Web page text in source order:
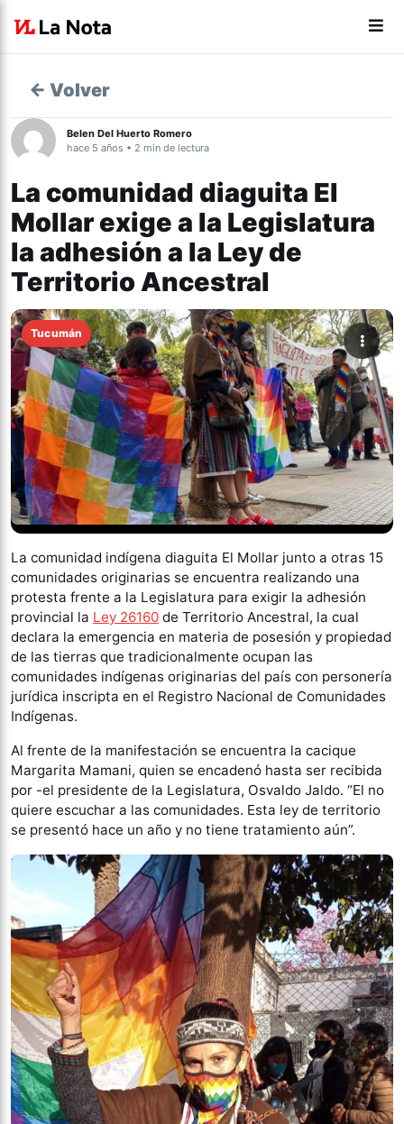
← Volver
Belen Del Huerto Romero
hace 5 años • 2 min de lectura
La comunidad diaguita El
Mollar exige a la Legislatura
la adhesión a la Ley de
Territorio Ancestral
Tucumán
La comunidad indígena diaguita El Mollar junto a otras 15
comunidades originarias se encuentra realizando una
protesta frente a la Legislatura para exigir la adhesión
provincial la Ley 26160 de Territorio Ancestral, la cual
declara la emergencia en materia de posesión y propiedad
de las tierras que tradicionalmente ocupan las
comunidades indígenas originarias del país con personería
jurídica inscripta en el Registro Nacional de Comunidades
Indígenas.
Al frente de la manifestación se encuentra la cacique
Margarita Mamani, quien se encadenó hasta ser recibida
por -el presidente de la Legislatura, Osvaldo Jaldo. “El no
quiere escuchar a las comunidades. Esta ley de territorio
se presentó hace un año y no tiene tratamiento aún”.